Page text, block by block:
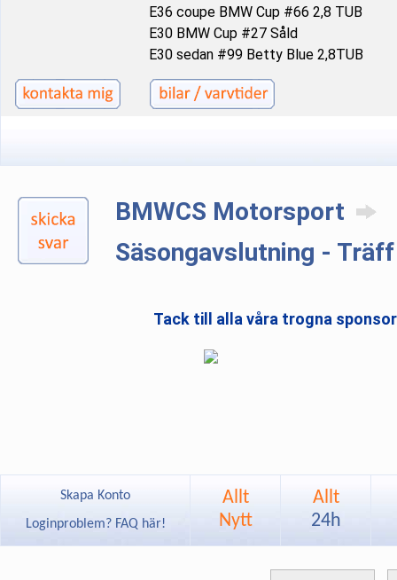
E36 coupe BMW Cup #66 2,8 TUB
E30 BMW Cup #27 Såld
E30 sedan #99 Betty Blue 2,8TUB
BMWCS Motorsport
Säsongavslutning -
Tack till alla våra trogna
Skapa Konto
Loginproblem? FAQ här!
Allt
Nytt
Allt
24h